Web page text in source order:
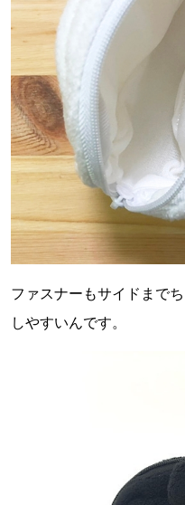
ファスナーもサイドまで
しやすいんです。